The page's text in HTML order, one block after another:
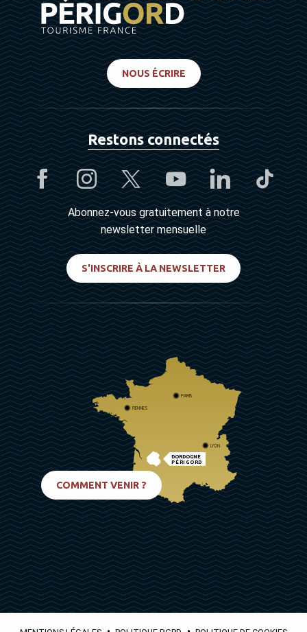
NOUS ÉCRIRE
Restons connectés
Abonnez-vous gratuitement à notre
newsletter mensuelle
S'INSCRIRE À LA NEWSLETTER
DORDOGNE
PÉRIGORD
PARIS
RENNES
LYON
COMMENT VENIR ?